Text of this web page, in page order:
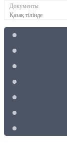
Документы
Қазақ тілінде